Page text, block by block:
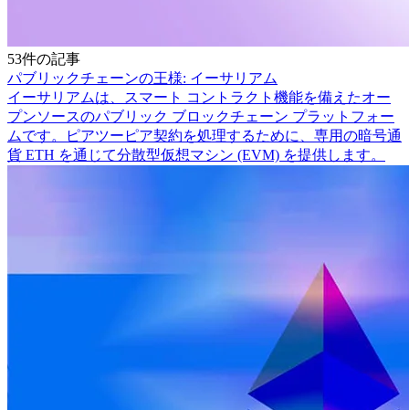
53件の記事
パブリックチェーンの王様: イーサリアム
イーサリアムは、スマート コントラクト機能を備えたオー
プンソースのパブリック ブロックチェーン プラットフォー
ムです。ピアツーピア契約を処理するために、専用の暗号通
貨 ETH を通じて分散型仮想マシン (EVM) を提供します。